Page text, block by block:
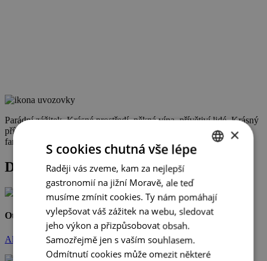
Parádní zážitek. Krásné prostředí, pěkná vína, přívětiví lidé. Krásný
příklad toho, jak citlivě zakomponovat do krajiny relativně velkou
farmářskou usedlost. Ideální místo i pro cyklonávštěvu.
Detail podniku
Otevřeno
Aktuálně
GERMAN
×
S cookies chutná vše lépe
Raději vás zveme, kam za nejlepší
gastronomií na jižní Moravě, ale teď
musíme zmínit cookies. Ty nám pomáhají
vylepšovat váš zážitek na webu, sledovat
jeho výkon a přizpůsobovat obsah.
Samozřejmě jen s vaším souhlasem.
Odmítnutí cookies může omezit některé